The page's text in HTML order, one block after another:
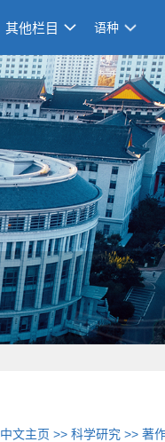
其他栏目 语种
中文主页 >>科学研究 >>著